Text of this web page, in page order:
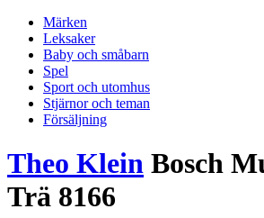
Märken
Leksaker
Baby och småbarn
Spel
Sport och utomhus
Stjärnor och teman
Försäljning
Theo Klein Bosch
Trä 8166